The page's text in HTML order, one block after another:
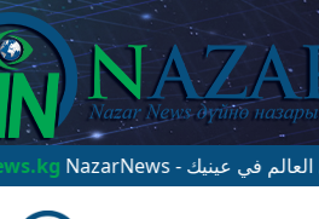
NazarNews - ترى العالم في عينيك